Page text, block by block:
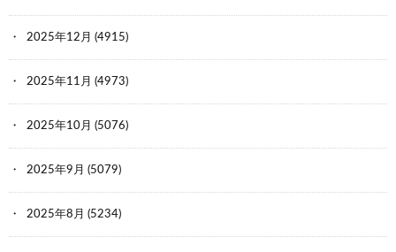
2025年12月 (4915)
2025年11月 (4973)
2025年10月 (5076)
2025年9月 (5079)
2025年8月 (5234)